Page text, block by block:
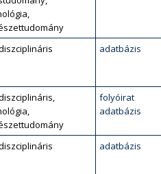
adatbázis
folyóirat
adatbázis
adatbázis